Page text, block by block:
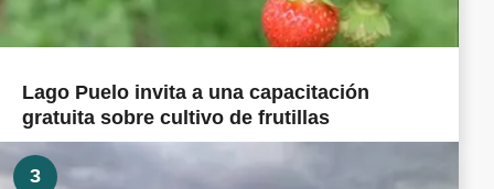
Lago Puelo invita a una capacitación
gratuita sobre cultivo de frutillas
3